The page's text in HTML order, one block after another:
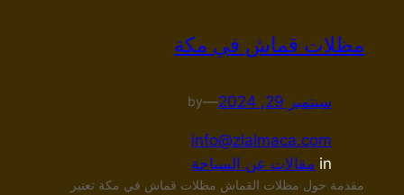
مظلات قماش في مكة
سبتمبر 29, 2024 —
by
info@zlalmaca.com
in مقالات عن السياحة
مقدمة حول مظلات القماش مظلات قماش في مكة تعتبر